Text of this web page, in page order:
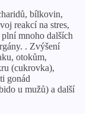
bílkovin,
reakcí na stres,
mnoho dalších
. Zvýšení
otokům,
(cukrovka),
gonád
u mužů) a další